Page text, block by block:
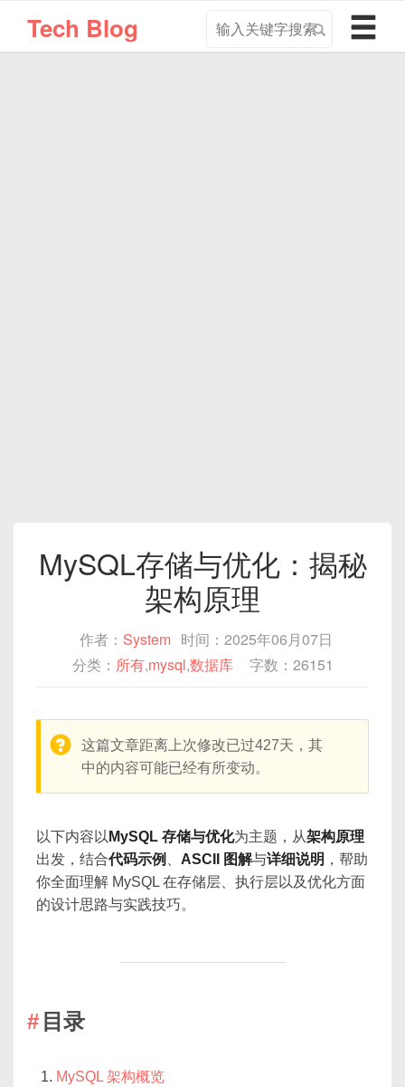
Tech Blog
导
航
MySQL存储与优化：揭秘
架构原理‌
作者： System 时间：2025年06月07日
分类： 所有,mysql,数据库 字数：26151
warning:
这篇文章距离上次修改已过427天，其
中的内容可能已经有所变动。
以下内容以 MySQL 存储与优化为主题，从架构原理
出发，结合代码示例 ASCII 图解与详细说明 ，帮助
你全面理解 MySQL 在存储层、执行层以及优化方面
的设计思路与实践技巧。
目录
MySQL 架构概览